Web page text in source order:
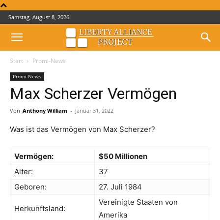
Samstag, August 8, 2026
Start Promi-News
Promi-News
Max Scherzer Vermögen
Von Anthony William - Januar 31, 2022
Was ist das Vermögen von Max Scherzer?
Vermögen:
$50 Millionen
Alter:
37
Geboren:
27. Juli 1984
Herkunftsland:
Vereinigte Staaten von
Amerika